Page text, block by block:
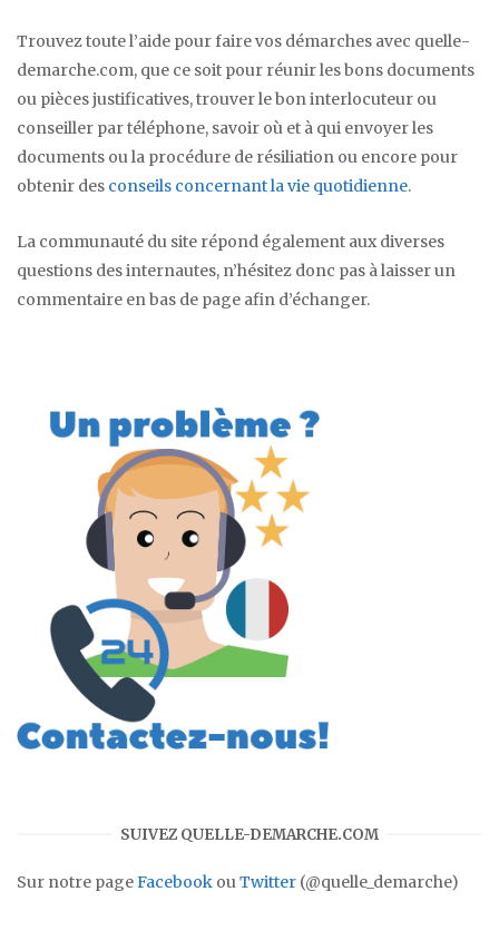
Trouvez toute l’aide pour faire vos démarches avec quelle-
demarche.com, que ce soit pour réunir les bons documents
ou pièces justificatives, trouver le bon interlocuteur ou
conseiller par téléphone, savoir où et à qui envoyer les
documents ou la procédure de résiliation ou encore pour
obtenir des conseils concernant la vie quotidienne.
La communauté du site répond également aux diverses
questions des internautes, n’hésitez donc pas à laisser un
commentaire en bas de page afin d’échanger.
SUIVEZ QUELLE-DEMARCHE.COM
Sur notre pageFacebook ou Twitter (@quelle_demarche)